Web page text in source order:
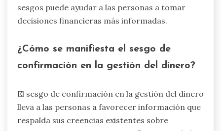
sesgos puede ayudar a las personas a tomar
decisiones financieras más informadas.
¿Cómo se manifiesta el sesgo de
confirmación en la gestión del dinero?
El sesgo de confirmación en la gestión del dinero
lleva a las personas a favorecer información que
respalda sus creencias existentes sobre